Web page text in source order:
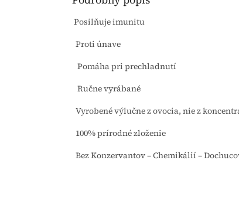
Posilňuje imunitu
Proti únave
Pomáha pri prechladnutí
Ručne vyrábané
Vyrobené výlučne z ovocia, nie z
100% prírodné zloženie
Bez Konzervantov – Chemikálií –